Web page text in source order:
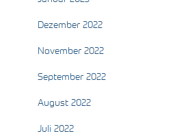
Dezember 2022
November 2022
September 2022
August 2022
Juli 2022